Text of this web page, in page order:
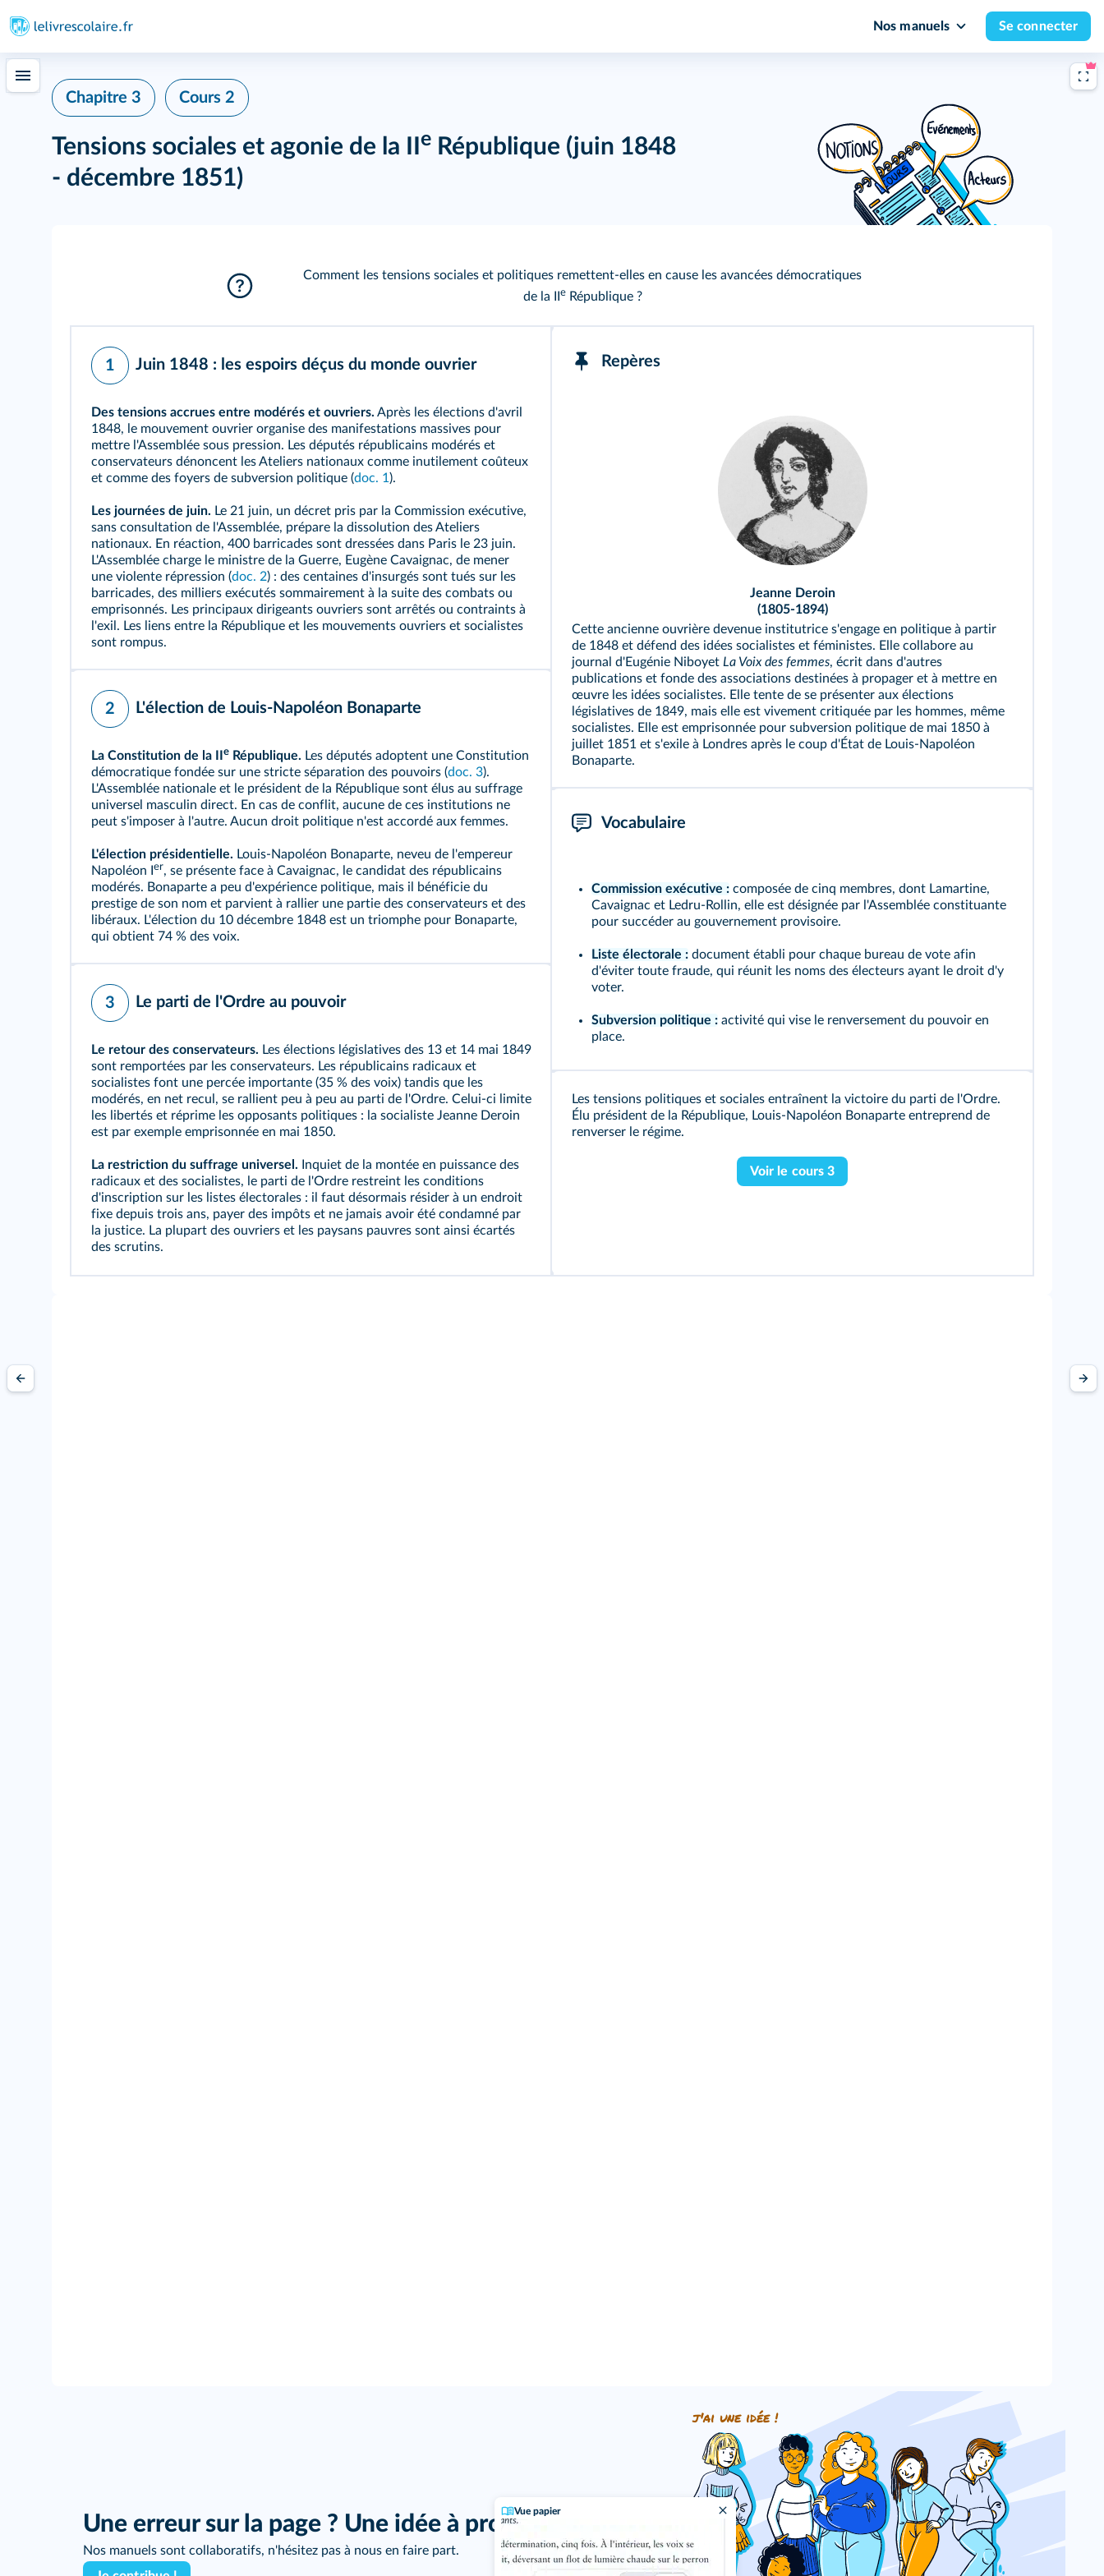
Nos manuels Se connecter
Vue papier
Chapitre 3 Cours 2
Tensions sociales et agonie de la II e République (juin 1848
- décembre 1851)
Comment les tensions sociales et politiques remettent-elles en cause les avancées démocratiques
de la II
eRépublique ?
1 Juin 1848 : les espoirs déçus du monde ouvrier
Des tensions accrues entre modérés et ouvriers. Après les élections d'avril
1848, le mouvement ouvrier organise des manifestations massives pour
mettre l'Assemblée sous pression. Les députés républicains modérés et
conservateurs dénoncent les Ateliers nationaux comme inutilement coûteux
et comme des foyers de subversion politique (doc. 1).
Les journées de juin. Le 21 juin, un décret pris par la Commission exécutive,
sans consultation de l'Assemblée, prépare la dissolution des Ateliers
nationaux. En réaction, 400 barricades sont dressées dans Paris le 23 juin.
L'Assemblée charge le ministre de la Guerre, Eugène Cavaignac, de mener
une violente répression (doc. 2) : des centaines d'insurgés sont tués sur les
barricades, des milliers exécutés sommairement à la suite des combats ou
emprisonnés. Les principaux dirigeants ouvriers sont arrêtés ou contraints à
l'exil. Les liens entre la République et les mouvements ouvriers et socialistes
sont rompus.
2 L'élection de Louis-Napoléon Bonaparte
La Constitution de la II e République. Les députés adoptent une Constitution
démocratique fondée sur une stricte séparation des pouvoirs (doc. 3).
L'Assemblée nationale et le président de la République sont élus au suffrage
universel masculin direct. En cas de conflit, aucune de ces institutions ne
peut s'imposer à l'autre. Aucun droit politique n'est accordé aux femmes.
L'élection présidentielle. Louis-Napoléon Bonaparte, neveu de l'empereur
Napoléon I er, se présente face à Cavaignac, le candidat des républicains
modérés. Bonaparte a peu d'expérience politique, mais il bénéficie du
prestige de son nom et parvient à rallier une partie des conservateurs et des
libéraux. L'élection du 10 décembre 1848 est un triomphe pour Bonaparte,
qui obtient 74 % des voix.
3 Le parti de l'Ordre au pouvoir
Le retour des conservateurs. Les élections législatives des 13 et 14 mai 1849
sont remportées par les conservateurs. Les républicains radicaux et
socialistes font une percée importante (35 % des voix) tandis que les
modérés, en net recul, se rallient peu à peu au parti de l'Ordre. Celui-ci limite
les libertés et réprime les opposants politiques : la socialiste Jeanne Deroin
est par exemple emprisonnée en mai 1850.
La restriction du suffrage universel. Inquiet de la montée en puissance des
radicaux et des socialistes, le parti de l'Ordre restreint les conditions
d'inscription sur les listes électorales : il faut désormais résider à un endroit
fixe depuis trois ans, payer des impôts et ne jamais avoir été condamné par
la justice. La plupart des ouvriers et les paysans pauvres sont ainsi écartés
des scrutins.
Repères
Jeanne Deroin
(1805-1894)
Cette ancienne ouvrière devenue institutrice s'engage en politique à partir
de 1848 et défend des idées socialistes et féministes. Elle collabore au
journal d'Eugénie Niboyet La Voix des femmes, écrit dans d'autres
publications et fonde des associations destinées à propager et à mettre en
œuvre les idées socialistes. Elle tente de se présenter aux élections
législatives de 1849, mais elle est vivement critiquée par les hommes, même
socialistes. Elle est emprisonnée pour subversion politique de mai 1850 à
juillet 1851 et s'exile à Londres après le coup d'État de Louis-Napoléon
Bonaparte.
Vocabulaire
Commission exécutive : composée de cinq membres, dont Lamartine,
Cavaignac et Ledru-Rollin, elle est désignée par l'Assemblée constituante
pour succéder au gouvernement provisoire.
Liste électorale : document établi pour chaque bureau de vote afin
d'éviter toute fraude, qui réunit les noms des électeurs ayant le droit d'y
voter.
Subversion politique : activité qui vise le renversement du pouvoir en
place.
Les tensions politiques et sociales entraînent la victoire du parti de l'Ordre.
Élu président de la République, Louis-Napoléon Bonaparte entreprend de
renverser le régime.
Voir le cours 3
Une erreur sur la page ? Une idée à proposer ?
Nos manuels sont collaboratifs, n'hésitez pas à nous en faire part.
j'ai une idée !